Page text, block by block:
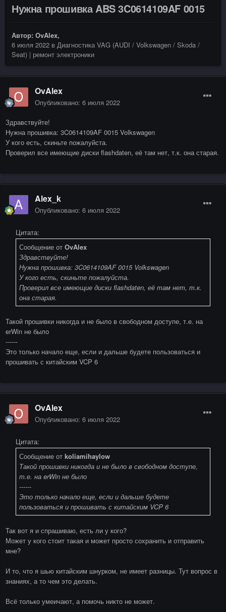
Нужна прошивка ABS 3C0614109AF 0015
Автор: OvAlex,
6 июля 2022 в Диагностика VAG (AUDI / Volkswagen / Skoda /
Seat) | ремонт электроники
OvAlex
Опубликовано: 6 июля 2022
Здравствуйте!
Нужна прошивка: 3C0614109AF 0015 Volkswagen
У кого есть, скиньте пожалуйста.
Проверил все имеющие диски flashdaten, её там нет, т.к. она старая.
Alex_k
Опубликовано: 6 июля 2022
Цитата:
Сообщение от OvAlex
Здравствуйте!
Нужна прошивка: 3C0614109AF 0015 Volkswagen
У кого есть, скиньте пожалуйста.
Проверил все имеющие диски flashdaten, её там нет, т.к.
она старая.
Такой прошивки никогда и не было в свободном доступе, т.е. на
erWin не было
------
Это только начало еще, если и дальше будете пользоваться и
прошивать с китайским VCP 6
OvAlex
Опубликовано: 6 июля 2022
Цитата:
Сообщение от koliamihaylow
Такой прошивки никогда и не было в свободном доступе,
т.е. на erWin не было
------
Это только начало еще, если и дальше будете
пользоваться и прошивать с китайским VCP 6
Так вот я и спрашиваю, есть ли у кого?
Может у кого стоит такая и может просто сохранить и отправить
мне?
И то, что я шью китайским шнурком, не имеет разницы. Тут вопрос в
знаниях, а то чем это делать.
Всё только умеичают, а помочь никто не может.